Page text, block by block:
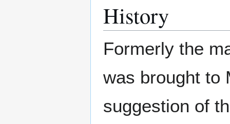
History
Formerly the
was brought to
suggestion of